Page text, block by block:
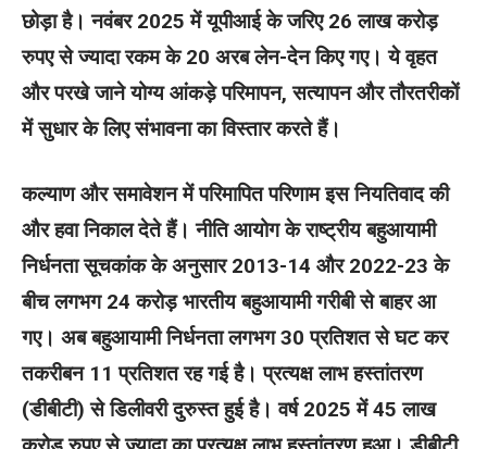
छोड़ा है। नवंबर 2025 में यूपीआई के जरिए 26 लाख करोड़
रुपए से ज्यादा रकम के 20 अरब लेन-देन किए गए। ये वृहत
और परखे जाने योग्य आंकड़े परिमापन, सत्यापन और तौरतरीकों
में सुधार के लिए संभावना का विस्तार करते हैं।
कल्याण और समावेशन में परिमापित परिणाम इस नियतिवाद की
और हवा निकाल देते हैं। नीति आयोग के राष्ट्रीय बहुआयामी
निर्धनता सूचकांक के अनुसार 2013-14 और 2022-23 के
बीच लगभग 24 करोड़ भारतीय बहुआयामी गरीबी से बाहर आ
गए। अब बहुआयामी निर्धनता लगभग 30 प्रतिशत से घट कर
तकरीबन 11 प्रतिशत रह गई है। प्रत्यक्ष लाभ हस्तांतरण
(डीबीटी) से डिलीवरी दुरुस्त हुई है। वर्ष 2025 में 45 लाख